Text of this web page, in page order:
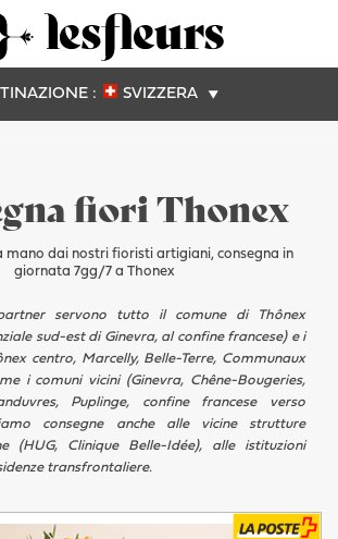
: SVIZZERA
fiori Thonex
mano dai nostri fioristi artigiani, consegna in
giornata 7gg/7 a Thonex
servono tutto il comune di Thônex
sud-est di Ginevra, al confine francese) e i
centro, Marcelly, Belle-Terre, Communaux
i comuni vicini (Ginevra, Chêne-Bougeries,
Puplinge, confine francese verso
consegne anche alle vicine strutture
(HUG, Clinique Belle-Idée), alle istituzioni
transfrontaliere.